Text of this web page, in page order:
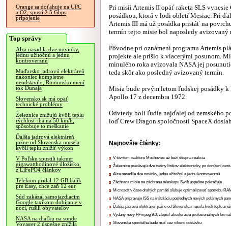
Orange sa doťahuje na UPC
a O2, spustí 2.5 Gbps
pripojenie
Top správy
Alza nasadila dve novinky,
jednu užitočnú a jednu
kontroverznú
Maďarsko jadrovú elektráreň
nakoniec kompletne
neodstavilo, Rumunsko mení
tok Dunaja
Slovensko.sk má opäť
technické problémy
Železnice znižujú kvôli teplu
rýchlosť iba na 50 km/h,
spôsobuje to meškanie
Ďalšia jadrová elektráreň
južne od Slovenska musela
kvôli teplu znížiť výkon
V Poľsku spustili takmer
gigawatthodinové úložisko,
z LiFePO4 článkov
Telekom pridal 12 GB balík
pre Easy, chce zaň 12 eur
Súd zakázal samojazdiacim
Google taxíkom dobíjanie v
noci, rušili obyvateľov
NASA na diaľku na sonde
Voyager 2 úspešne znížila
Pri misii Artemis II opäť raketa SLS vynesie
posádkou, ktorá v lodi obletí Mesiac. Pri
Artemis III má už posádka pristáť na
termín tejto misie bol naposledy avizovaný
Pôvodne pri oznámení programu Artemis
projekte ale prišlo k viacerými posunom.
minulého roka avizovala NASA jej
teda skôr ako posledný avizovaný termín.
Misia bude prvým letom ľudskej posádky
Apollo 17 z decembra 1972.
Odvtedy boli ľudia najďalej od zemského
loď Crew Dragon spoločnosti SpaceX
Najnovšie články:
V štvrtom reaktore Mochoviec už beží štiepna reakcia
Železnice predávajú dve tretiny lístkov elektronicky, po donútení
Alza nasadila dve novinky, jednu užitočnú a jednu kontroverznú
Záchrana misie na záchranu teleskopu Swift úspešne pokračuje
Microsoft v čase drahých pamätí sľubuje optimalizovať spotrebu
NASA pripravuje ISS na inštaláciu posledných nových solárnych
Ďalšia jadrová elektráreň južne od Slovenska musela kvôli teplu
Vydaný nový FFmpeg 9.0, zlepšil akceleráciu profesionálnych
Slovenská sporiteľňa bude mať cez víkend odstávku